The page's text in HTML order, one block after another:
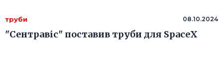
труби 08.10.2024
"Сентравіс" поставив труби для SpaceX